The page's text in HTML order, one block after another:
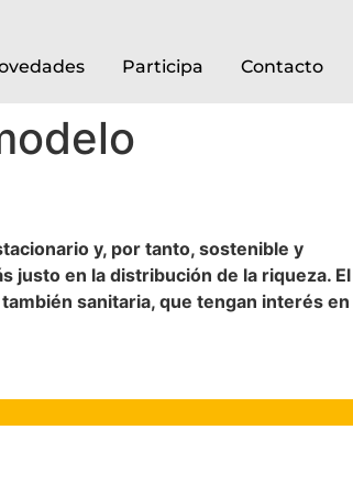
Participa Contacto
y, por tanto, sostenible y
justo en la distribución de la riqueza. El
sanitaria, que tengan interés en